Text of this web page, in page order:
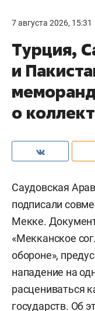
7 августа 2026, 15:31
Турция,
и
о
Саудовская
подписали
Мекке.
«Мекканское
обороне»,
нападение на
расцениваться
государств. Об